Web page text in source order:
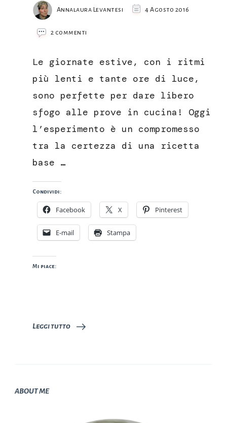
Annalaura Levantesi 4 Agosto 2016
2 commenti
e
Le giornate estive, con i ritmi
più lenti e tante ore di luce,
sono perfette per dare libero
sfogo alle prove in cucina! Oggi
l’esperimento è un compromesso
tra la certezza di una ricetta
base …
Condividi:
Facebook X Pinterest
E-mail Stampa
Mi piace:
Leggi tutto
ABOUT ME